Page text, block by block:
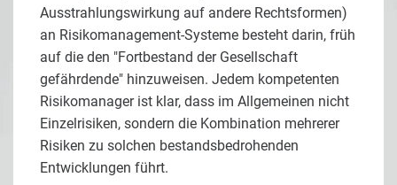
Ausstrahlungswirkung auf andere Rechtsformen)
an Risikomanagement-Systeme besteht darin, früh
auf die den "Fortbestand der Gesellschaft
gefährdende" hinzuweisen. Jedem kompetenten
Risikomanager ist klar, dass im Allgemeinen nicht
Einzelrisiken, sondern die Kombination mehrerer
Risiken zu solchen bestandsbedrohenden
Entwicklungen führt.